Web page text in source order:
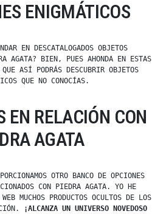
ENIGMÁTICOS
EN DESCATALOGADOS OBJETOS
AGATA? BIEN, PUES AHONDA EN ESTAS
ASÍ PODRÁS DESCUBRIR OBJETOS
QUE NO CONOCÍAS.
EN RELACIÓN CON
AGATA
OTRO BANCO DE OPCIONES
CON PIEDRA AGATA. YO HE
MUCHOS PRODUCTOS OCULTOS DE LOS
¡ALCANZA UN UNIVERSO NOVEDOSO